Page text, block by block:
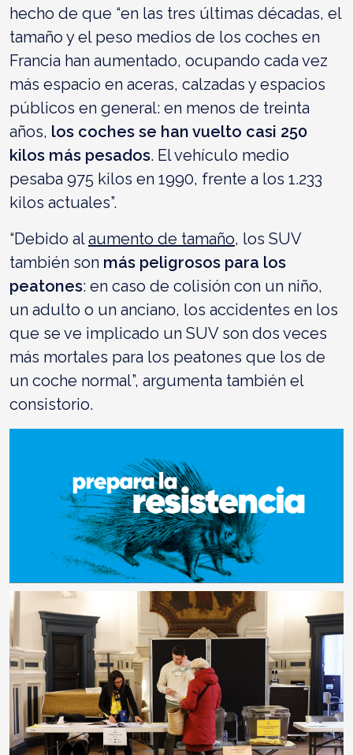
hecho de que “en las tres últimas décadas, el
tamaño y el peso medios de los coches en
Francia han aumentado, ocupando cada vez
más espacio en aceras, calzadas y espacios
públicos en general: en menos de treinta
años, los coches se han vuelto casi 250
kilos más pesados. El vehículo medio
pesaba 975 kilos en 1990, frente a los 1.233
kilos actuales”.
“Debido alaumento de tamaño, los SUV
también son más peligrosos para los
peatones: en caso de colisión con un niño,
un adulto o un anciano, los accidentes en los
que se ve implicado un SUV son dos veces
más mortales para los peatones que los de
un coche normal”, argumenta también el
consistorio.